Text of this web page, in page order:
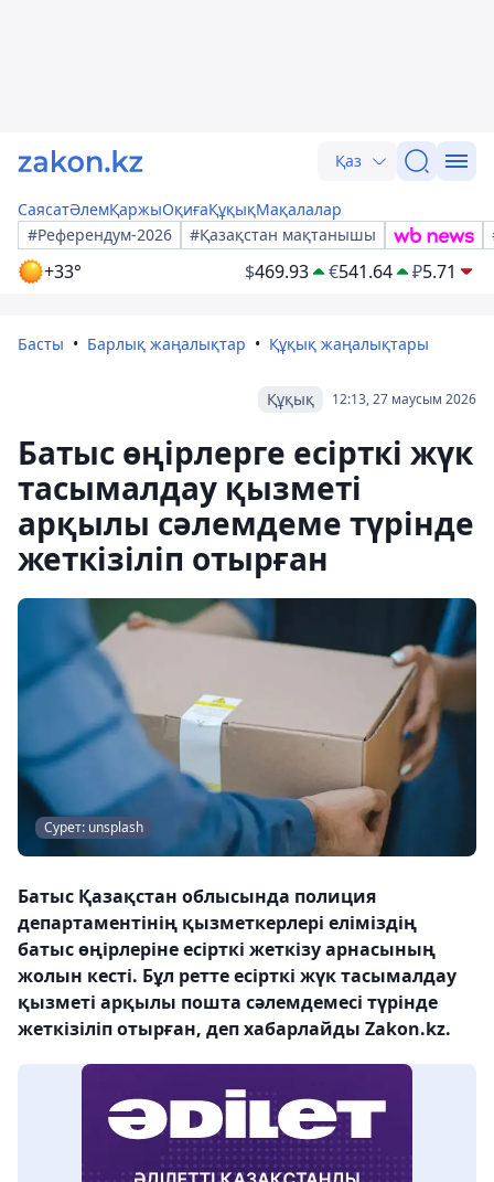
Қаз
СаясатӘлемҚаржыОқиғаҚұқықМақалалар
#Референдум-2026
#Қазақстан мақтанышы
+33° $469.93 €541.64 ₽5.71
Басты Барлық жаңалықтар Құқық жаңалықтары
12:13, 27 маусым 2026
Құқық
Батыс өңірлерге есірткі жүк
тасымалдау қызметі
арқылы сәлемдеме түрінде
жеткізіліп отырған
Сурет: unsplash
Батыс Қазақстан облысында полиция
департаментінің қызметкерлері еліміздің
батыс өңірлеріне есірткі жеткізу арнасының
жолын кесті. Бұл ретте есірткі жүк тасымалдау
қызметі арқылы пошта сәлемдемесі түрінде
жеткізіліп отырған, деп хабарлайды Zakon.kz.